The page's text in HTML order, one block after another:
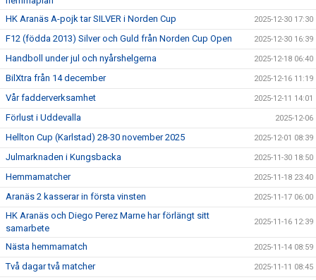
HK Aranäs A-pojk tar SILVER i Norden Cup
2025-12-30 17:30
F12 (födda 2013) Silver och Guld från Norden Cup Open 2025-12-30 16:39
Handboll under jul och nyårshelgerna 2025-12-18 06:40
BilXtra från 14 december 2025-12-16 11:19
Vår fadderverksamhet 2025-12-11 14:01
Förlust i Uddevalla 2025-12-06
Hellton Cup (Karlstad) 28-30 november 2025 2025-12-01 08:39
Julmarknaden i Kungsbacka 2025-11-30 18:50
Hemmamatcher 2025-11-18 23:40
Aranäs 2 kasserar in första vinsten 2025-11-17 06:00
HK Aranäs och Diego Perez Marne har förlängt sitt
samarbete
2025-11-16 12:39
Nästa hemmamatch 2025-11-14 08:59
Två dagar två matcher 2025-11-11 08:45